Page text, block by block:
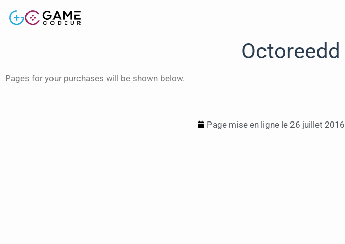
Octoreedd
Pages for your purchases will be shown below.
Page mise en ligne le 26 juillet 2016